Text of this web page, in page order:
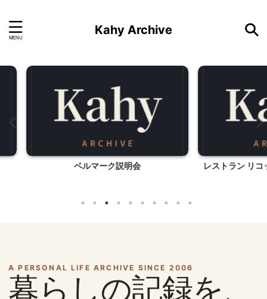
Kahy Archive
レストラン リコッタ（神奈川県大和市） みの石
A PERSONAL LIFE ARCHIVE SINCE 2006
暮らしの記録を、